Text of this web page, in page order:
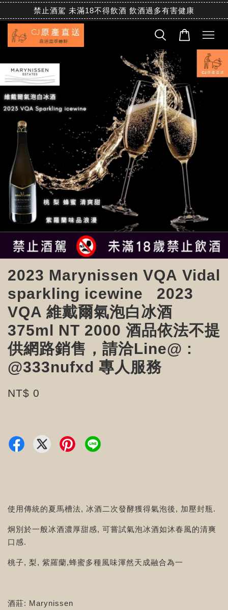
禁止酒駕 未滿18不得飲酒 飲酒過多有害健康
2023 Marynissen VQA Vidal
sparkling icewine 2023
VQA 維戴爾氣泡白冰酒
375ml NT 2000 酒品依法不提
供網路銷售，請洽Line@ :
@333nufxd 專人服務
NT$ 0
使用傳統的夏馬槽法, 冰酒二次發酵獲得氣泡後, 加壓封瓶.
炯別於一般冰酒濃厚甜感, 可嘗試氣泡冰酒如沐春風的清爽
口感.
桃子, 梨, 紫羅蘭,蜂蜜多種風味渾然天成融合為一
酒莊: Marynissen